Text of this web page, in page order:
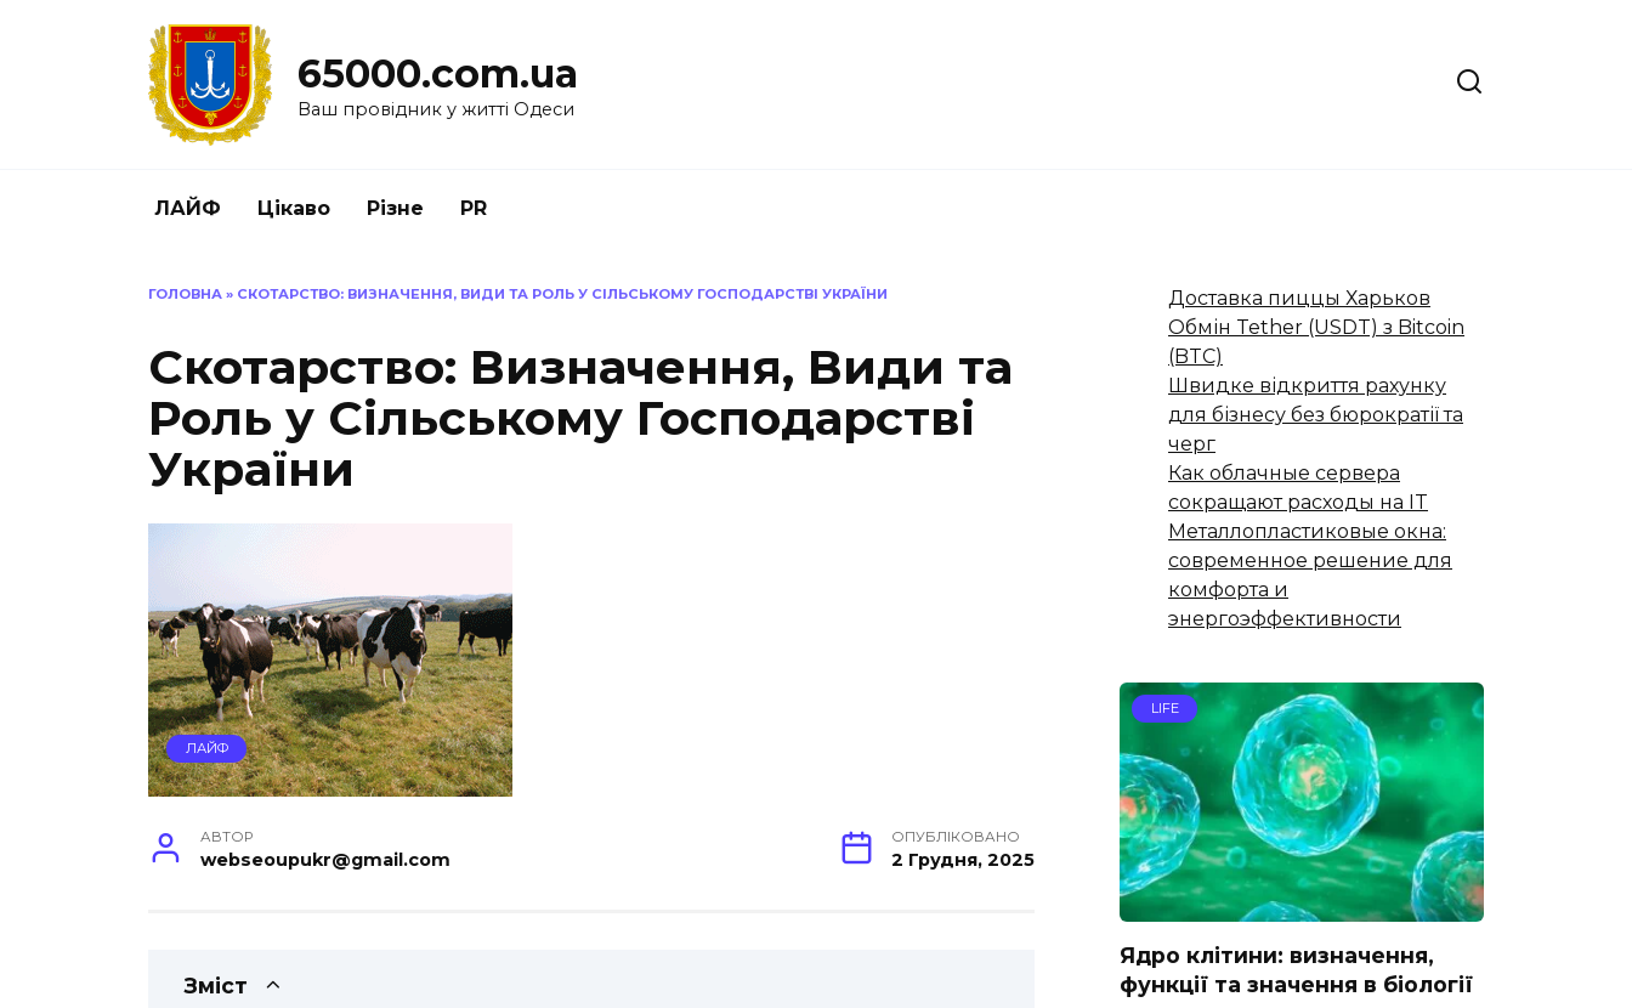
65000.com.ua
Ваш провідник у житті Одеси
ЛАЙФ Цікаво Різне PR
ГОЛОВНА » СКОТАРСТВО: ВИЗНАЧЕННЯ, ВИДИ ТА РОЛЬ У СІЛЬСЬКОМУ ГОСПОДАРСТВІ УКРАЇНИ
Скотарство: Визначення, Види та
Роль у Сільському Господарстві
України
ЛАЙФ
АВТОР
webseoupukr@gmail.com
ОПУБЛІКОВАНО
2 Грудня, 2025
Зміст
Доставка пиццы Харьков
Обмін Tether (USDT) з Bitcoin
(BTC)
Швидке відкриття рахунку
для бізнесу без бюрократії та
черг
Как облачные сервера
сокращают расходы на IT
Металлопластиковые окна:
современное решение для
комфорта и
энергоэффективности
LIFE
Ядро клітини: визначення,
функції та значення в біології